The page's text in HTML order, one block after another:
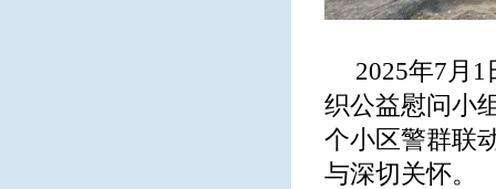
2025年7月
织公益慰问小
个小区警群联
与深切关怀。